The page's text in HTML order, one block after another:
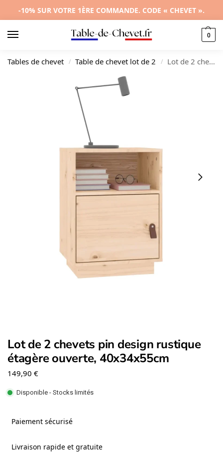
-10% SUR VOTRE 1ÈRE COMMANDE. CODE « CHEVET ».
0
Tables de chevet / Table de chevet lot de 2 / Lot de 2 chevets pin design rustique étagère ouverte, 40x34x55cm
Lot de 2 chevets pin design rustique
étagère ouverte, 40x34x55cm
149,90 €
Disponible - Stocks limités
Paiement sécurisé
Livraison rapide et gratuite